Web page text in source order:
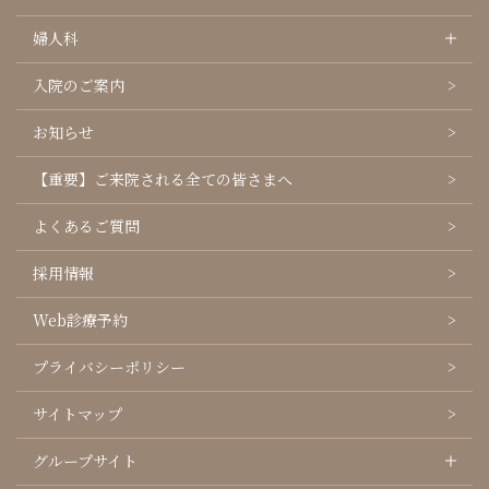
婦人科
入院のご案内
お知らせ
【重要】ご来院される全ての皆さまへ
よくあるご質問
採用情報
Web診療予約
プライバシーポリシー
サイトマップ
グループサイト